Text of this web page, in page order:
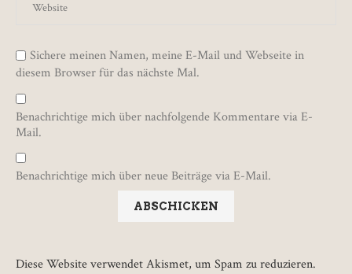
Sichere meinen Namen, meine E-Mail und Webseite in
diesem Browser für das nächste Mal.
Benachrichtige mich über nachfolgende Kommentare via E-
Mail.
Benachrichtige mich über neue Beiträge via E-Mail.
Diese Website verwendet Akismet, um Spam zu reduzieren.